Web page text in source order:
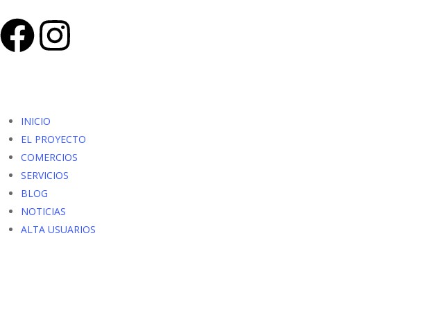
INICIO
EL PROYECTO
COMERCIOS
SERVICIOS
BLOG
NOTICIAS
ALTA USUARIOS